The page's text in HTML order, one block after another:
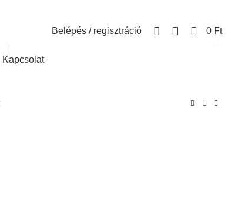
Belépés / regisztráció 0 Ft
Kapcsolat